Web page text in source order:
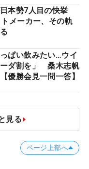
本勢7人目の快挙
メーカー、その軌
っぱい飲みたい…ウイ
ーダ割を」 桑木志帆
優勝会見一問一答】
見る
ページ上部へ